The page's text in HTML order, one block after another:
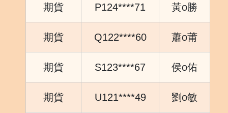
期貨 P124****71 黃o勝
期貨 Q122****60 蕭o莆
期貨 S123****67 侯o佑
期貨 U121****49 劉o敏